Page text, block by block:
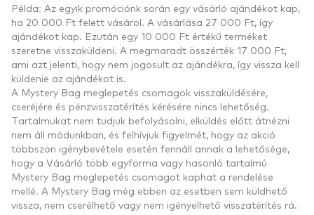
Példa: Az egyik promóciónk során egy vásárló ajándékot kap,
ha 20 000 Ft felett vásárol. A vásárlása 27 000 Ft, így
ajándékot kap. Ezután egy 10 000 Ft értékű terméket
szeretne visszaküldeni. A megmaradt összérték 17 000 Ft,
ami azt jelenti, hogy nem jogosult az ajándékra, így vissza kell
küldenie az ajándékot is.
A Mystery Bag meglepetés csomagok visszaküldésére,
cseréjére és pénzvisszatérítés kérésére nincs lehetőség.
Tartalmukat nem tudjuk befolyásolni, elküldés előtt átnézni
nem áll módunkban, és felhívjuk figyelmét, hogy az akció
többszöri igénybevétele esetén fennáll annak a lehetősége,
hogy a Vásárló több egyforma vagy hasonló tartalmú
Mystery Bag meglepetés csomagot kaphat a rendelése
mellé. A Mystery Bag még ebben az esetben sem küldhető
vissza, nem cserélhető vagy nem igényelhető visszatérítés rá.